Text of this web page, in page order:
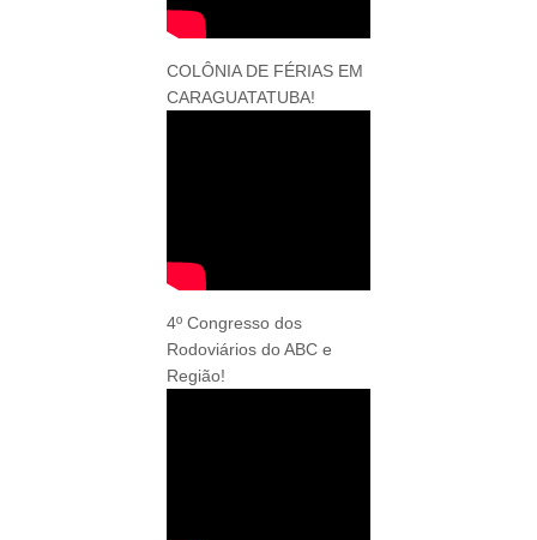
COLÔNIA DE FÉRIAS EM
CARAGUATATUBA!
4º Congresso dos
Rodoviários do ABC e
Região!